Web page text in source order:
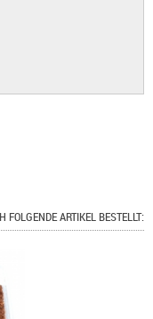
FOLGENDE ARTIKEL BESTELLT: